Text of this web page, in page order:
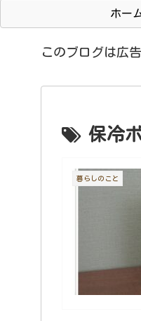
ホー
このブログは広
保冷
暮らしのこと